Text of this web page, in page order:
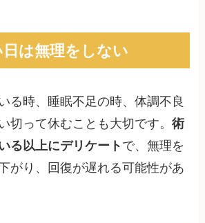
は無理をしない
る時、睡眠不足の時、体調不良
切って休むことも大切です。術
る以上にデリケート で、無理を
がり、回復が遅れる可能性があ